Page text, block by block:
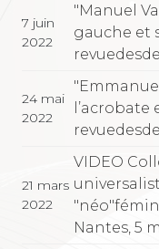
7 juin
2022
"Manuel
gauche et
24 mai
2022
l’acrobate
21 mars
2022
VIDEO
Nantes, 5